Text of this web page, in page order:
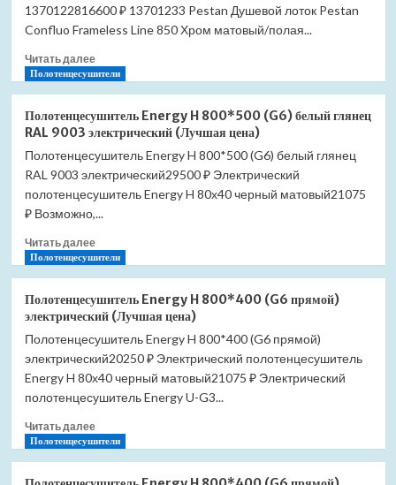
Frameless
Line
13701259
Black
Matte
1370122816600 ₽ 13701233 Pestan Душевой лоток Pestan
Confluo Frameless Line 850 Хром матовый/полая...
Читать далееПрочитать
больше
лоток
Pestan
Confluo
Frameless
Line
(Лучшая
цена)
Полотенцесушители
Полотенцесушитель Energy H 800*500 (G6) белый глянец
RAL 9003 электрический (Лучшая цена)
Полотенцесушитель Energy H 800*500 (G6) белый глянец
RAL 9003 электрический29500 ₽ Электрический
полотенцесушитель Energy H 80х40 черный матовый21075
₽ Возможно,...
Читать далееПрочитать
больше
Energy
H
800*500
(G6)
белый
RAL
9003
электрический
Полотенцесушители
Полотенцесушитель Energy H 800*400 (G6 прямой)
электрический (Лучшая цена)
Полотенцесушитель Energy H 800*400 (G6 прямой)
электрический20250 ₽ Электрический полотенцесушитель
Energy H 80х40 черный матовый21075 ₽ Электрический
полотенцесушитель Energy U-G3...
Читать далееПрочитать
больше
Полотенцесушители